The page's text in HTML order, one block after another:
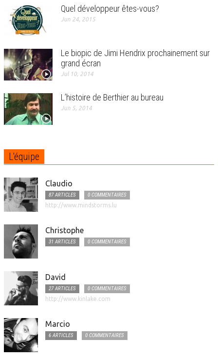
Quel développeur êtes-vous?
Jun 24, 2015
Le biopic de Jimi Hendrix prochainement sur
grand écran
Jul 10, 2014
L’histoire de Berthier au bureau
Jun 5, 2014
L'équipe
Claudio
87 ARTICLES
0 COMMENTAIRES
http://www.mindstorms.lu
Christophe
31 ARTICLES 0 COMMENTAIRES
David
27 ARTICLES
0 COMMENTAIRES
http://www.kinlake.com
Marcio
6 ARTICLES 0 COMMENTAIRES